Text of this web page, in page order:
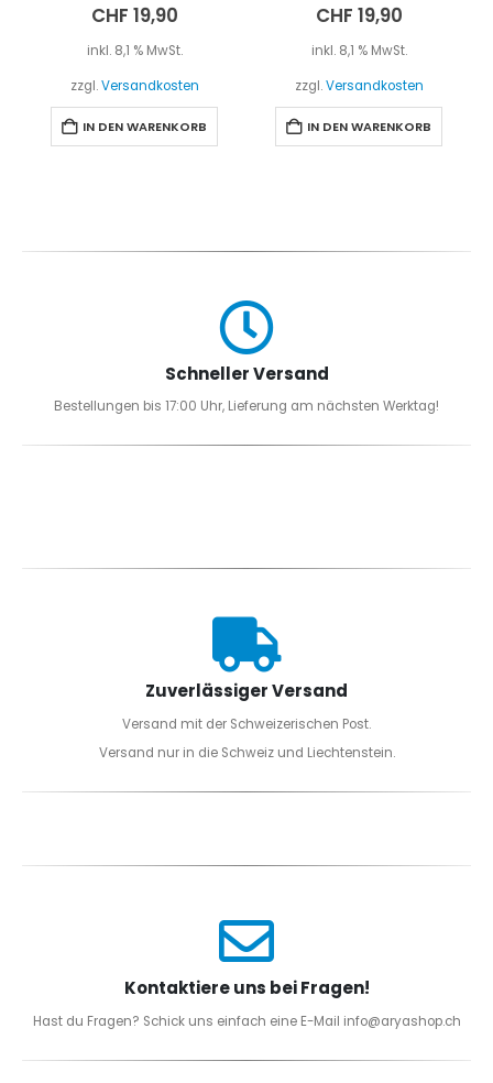
0 out of 5
CHF 19,90
inkl. 8,1 % MwSt.
zzgl.Versandkosten
IN DEN WARENKORB
0 out of 5
CHF 19,90
inkl. 8,1 % MwSt.
zzgl.Versandkosten
IN DEN WARENKORB
Schneller Versand
Bestellungen bis 17:00 Uhr, Lieferung am nächsten Werktag!
Zuverlässiger Versand
Versand mit der Schweizerischen Post.
Versand nur in die Schweiz und Liechtenstein.
Kontaktiere uns bei Fragen!
Hast du Fragen? Schick uns einfach eine E-Mail info@aryashop.ch